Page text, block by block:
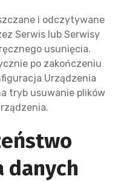
i odczytywane
Serwis lub Serwisy
usunięcia.
po zakończeniu
Urządzenia
tryb usuwanie plików
danych